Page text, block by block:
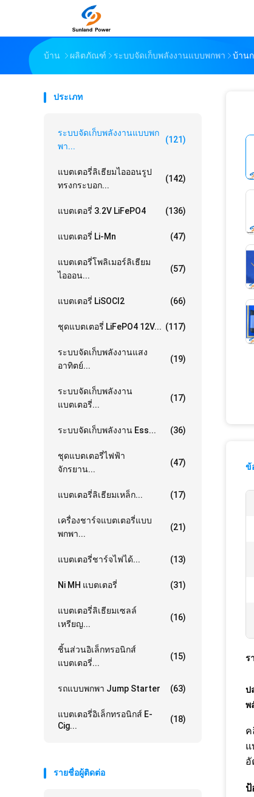
บ้าน ผลิตภัณฑ์ ระบบจัดเก็บพลังงานแบบพกพา บ้าน
ประเภท
ระบบจัดเก็บพลังงานแบบพก
พา...
(121)
แบตเตอรี่ลิเธียมไอออนรูป
ทรงกระบอก...
(142)
แบตเตอรี่ 3.2V LiFePO4 (136)
แบตเตอรี่ Li-Mn (47)
แบตเตอรี่โพลิเมอร์ลิเธียม
ไอออน...
(57)
แบตเตอรี่ LiSOCl2 (66)
ชุดแบตเตอรี่ LiFePO4 12V... (117)
ระบบจัดเก็บพลังงานแสง
อาทิตย์...
(19)
ระบบจัดเก็บพลังงาน
แบตเตอรี่...
(17)
ระบบจัดเก็บพลังงาน Ess... (36)
ชุดแบตเตอรี่ไฟฟ้า
จักรยาน...
(47)
แบตเตอรี่ลิเธียมเหล็ก... (17)
เครื่องชาร์จแบตเตอรี่แบบ
พกพา...
(21)
แบตเตอรี่ชาร์จไฟได้... (13)
Ni MH แบตเตอรี่ (31)
แบตเตอรี่ลิเธียมเซลล์
เหรียญ...
(16)
ชิ้นส่วนอิเล็กทรอนิกส์
แบตเตอรี่...
(15)
รถแบบพกพา Jump Starter (63)
แบตเตอรี่อิเล็กทรอนิกส์ E-
Cig...
(18)
รายชื่อผู้ติดต่อ
ข้
ร
ป
พ
แ
อั
ป้